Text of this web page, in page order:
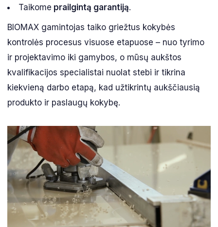
Taikome prailgintą garantiją.
BIOMAX gamintojas taiko griežtus kokybės
kontrolės procesus visuose etapuose – nuo tyrimo
ir projektavimo iki gamybos, o mūsų aukštos
kvalifikacijos specialistai nuolat stebi ir tikrina
kiekvieną darbo etapą, kad užtikrintų aukščiausią
produkto ir paslaugų kokybę.